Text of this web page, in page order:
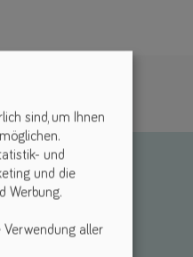
sind, um Ihnen
und
und die
Werbung.
Verwendung aller